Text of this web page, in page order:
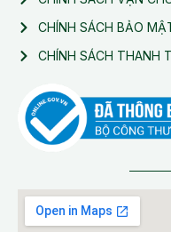
CHÍNH SÁCH BẢO
CHÍNH SÁCH THANH